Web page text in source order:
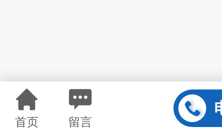
首页 留言